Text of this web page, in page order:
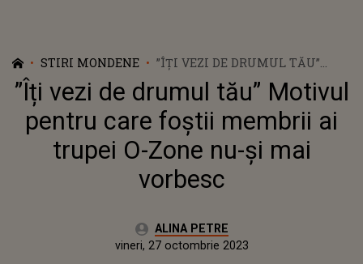
STIRI MONDENE
”ÎȚI VEZI DE DRUMUL TĂU”
MOTIVUL PENTRU CARE FOȘTII
MEMBRII AI TRUPEI O-ZONE
NU-ȘI MAI VORBESC
”Îți vezi de drumul tău” Motivul
pentru care foștii membrii ai
trupei O-Zone nu-și mai
vorbesc
Autor:ALINA PETRE
vineri, 27 octombrie 2023Actualizat:
vineri, 27 octombrie 2023